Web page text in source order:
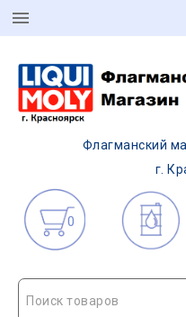
Флагманский
г.
0
Поиск товаров